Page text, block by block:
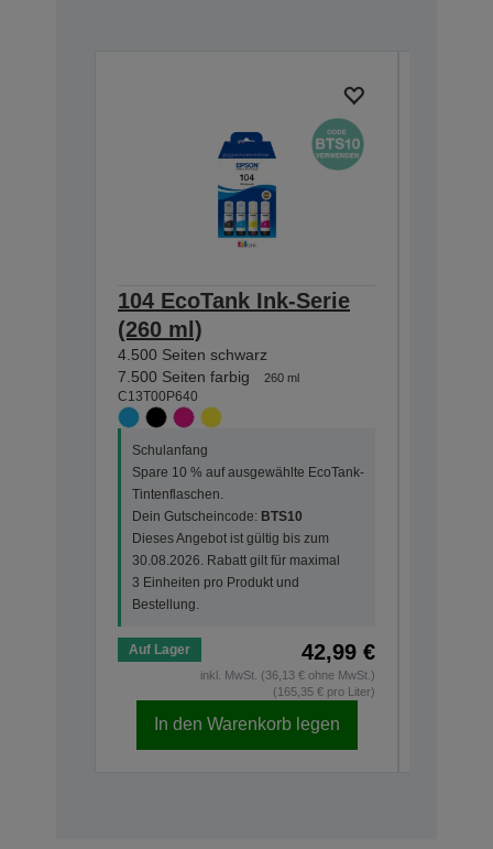
104 EcoTank Ink-Serie
(260 ml)
4.500 Seiten schwarz
7.500 Seiten farbig
260 ml
C13T00P640
Schulanfang
Spare 10 % auf ausgewählte EcoTank-
Tintenflaschen.
Dein Gutscheincode: BTS10
Dieses Angebot ist gültig bis zum
30.08.2026. Rabatt gilt für maximal
3 Einheiten pro Produkt und
Bestellung.
Auf Lager 42,99 €
inkl. MwSt. (36,13 € ohne MwSt.)
(165,35 € pro Liter)
In den Warenkorb legen